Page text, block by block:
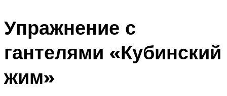
Упражнение с
гантелями «Кубинский
жим»